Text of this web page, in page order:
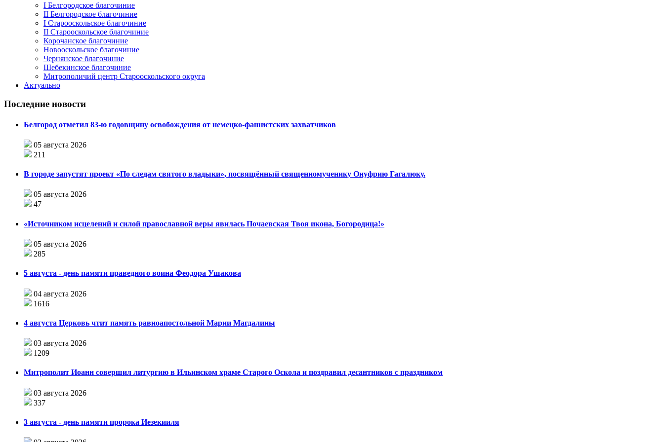
I Белгородское благочиние
II Белгородское благочиние
I Старооскольское благочиние
II Старооскольское благочиние
Корочанское благочиние
Новооскольское благочиние
Чернянское благочиние
Шебекинское благочиние
Митрополичий центр Старооскольского округа
Актуально
Последние новости
Белгород отметил 83-ю годовщину освобождения от немецко-фашистских захватчиков
05 августа 2026
211
В городе запустят проект «По следам святого владыки», посвящённый священномученику Онуфрию Гагалюку.
05 августа 2026
47
«Источником исцелений и силой православной веры явилась Почаевская Твоя икона, Богородица!»
05 августа 2026
285
5 августа - день памяти праведного воина Феодора Ушакова
04 августа 2026
1616
4 августа Церковь чтит память равноапостольной Марии Магдалины
03 августа 2026
1209
Митрополит Иоанн совершил литургию в Ильинском храме Старого Оскола и поздравил десантников с праздником
03 августа 2026
337
3 августа - день памяти пророка Иезекииля